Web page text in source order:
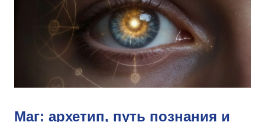
Маг: архетип, путь познания и